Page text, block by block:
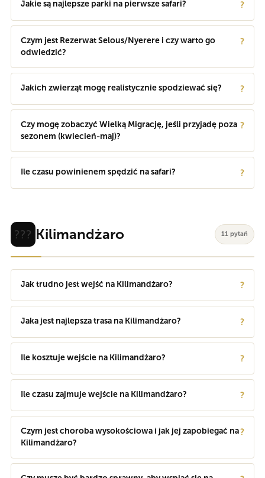
Jakie są najlepsze parki na pierwsze safari? ?
Czym jest Rezerwat Selous/Nyerere i czy warto go
odwiedzić?
?
Jakich zwierząt mogę realistycznie spodziewać się? ?
Czy mogę zobaczyć Wielką Migrację, jeśli przyjadę poza
sezonem (kwiecień-maj)?
?
Ile czasu powinienem spędzić na safari? ?
??? Kilimandżaro 11 pytań
Jak trudno jest wejść na Kilimandżaro? ?
Jaka jest najlepsza trasa na Kilimandżaro? ?
Ile kosztuje wejście na Kilimandżaro? ?
Ile czasu zajmuje wejście na Kilimandżaro? ?
Czym jest choroba wysokościowa i jak jej zapobiegać na
Kilimandżaro?
?